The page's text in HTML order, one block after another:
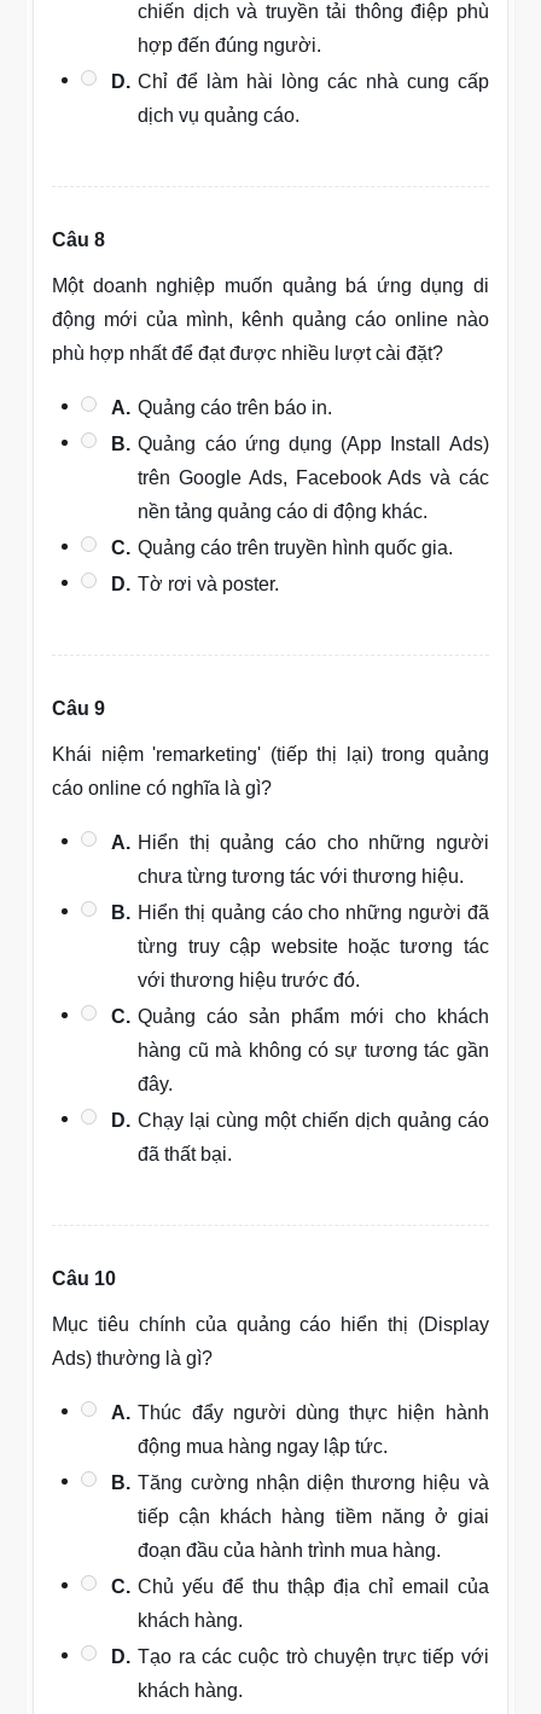
chiến dịch và truyền tải thông điệp phù
hợp đến đúng người.
D. Chỉ để làm hài lòng các nhà cung cấp
dịch vụ quảng cáo.
Câu 8
Một doanh nghiệp muốn quảng bá ứng dụng di
động mới của mình, kênh quảng cáo online nào
phù hợp nhất để đạt được nhiều lượt cài đặt?
A. Quảng cáo trên báo in.
B. Quảng cáo ứng dụng (App Install Ads)
trên Google Ads, Facebook Ads và các
nền tảng quảng cáo di động khác.
C. Quảng cáo trên truyền hình quốc gia.
D. Tờ rơi và poster.
Câu 9
Khái niệm 'remarketing' (tiếp thị lại) trong quảng
cáo online có nghĩa là gì?
A. Hiển thị quảng cáo cho những người
chưa từng tương tác với thương hiệu.
B. Hiển thị quảng cáo cho những người đã
từng truy cập website hoặc tương tác
với thương hiệu trước đó.
C. Quảng cáo sản phẩm mới cho khách
hàng cũ mà không có sự tương tác gần
đây.
D. Chạy lại cùng một chiến dịch quảng cáo
đã thất bại.
Câu 10
Mục tiêu chính của quảng cáo hiển thị (Display
Ads) thường là gì?
A. Thúc đẩy người dùng thực hiện hành
động mua hàng ngay lập tức.
B. Tăng cường nhận diện thương hiệu và
tiếp cận khách hàng tiềm năng ở giai
đoạn đầu của hành trình mua hàng.
C. Chủ yếu để thu thập địa chỉ email của
khách hàng.
D. Tạo ra các cuộc trò chuyện trực tiếp với
khách hàng.